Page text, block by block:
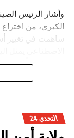
وأشار الرئيس
الكبرى، من اختراع
ساهمت في تغيير
تحمل فرصاً
وأوضح شي جينبينغ
على أربعة مبادئ
التنمية المدفوعة
استخدام
التحدي 24